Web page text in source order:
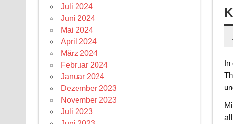
In
Juli 2024
Juni 2024
Mai 2024
April 2024
März 2024
Februar 2024
Januar 2024
Dezember 2023
November 2023
Juli 2023